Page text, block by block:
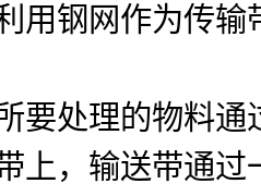
用钢网作为传
要处理的物料
上，输送带通